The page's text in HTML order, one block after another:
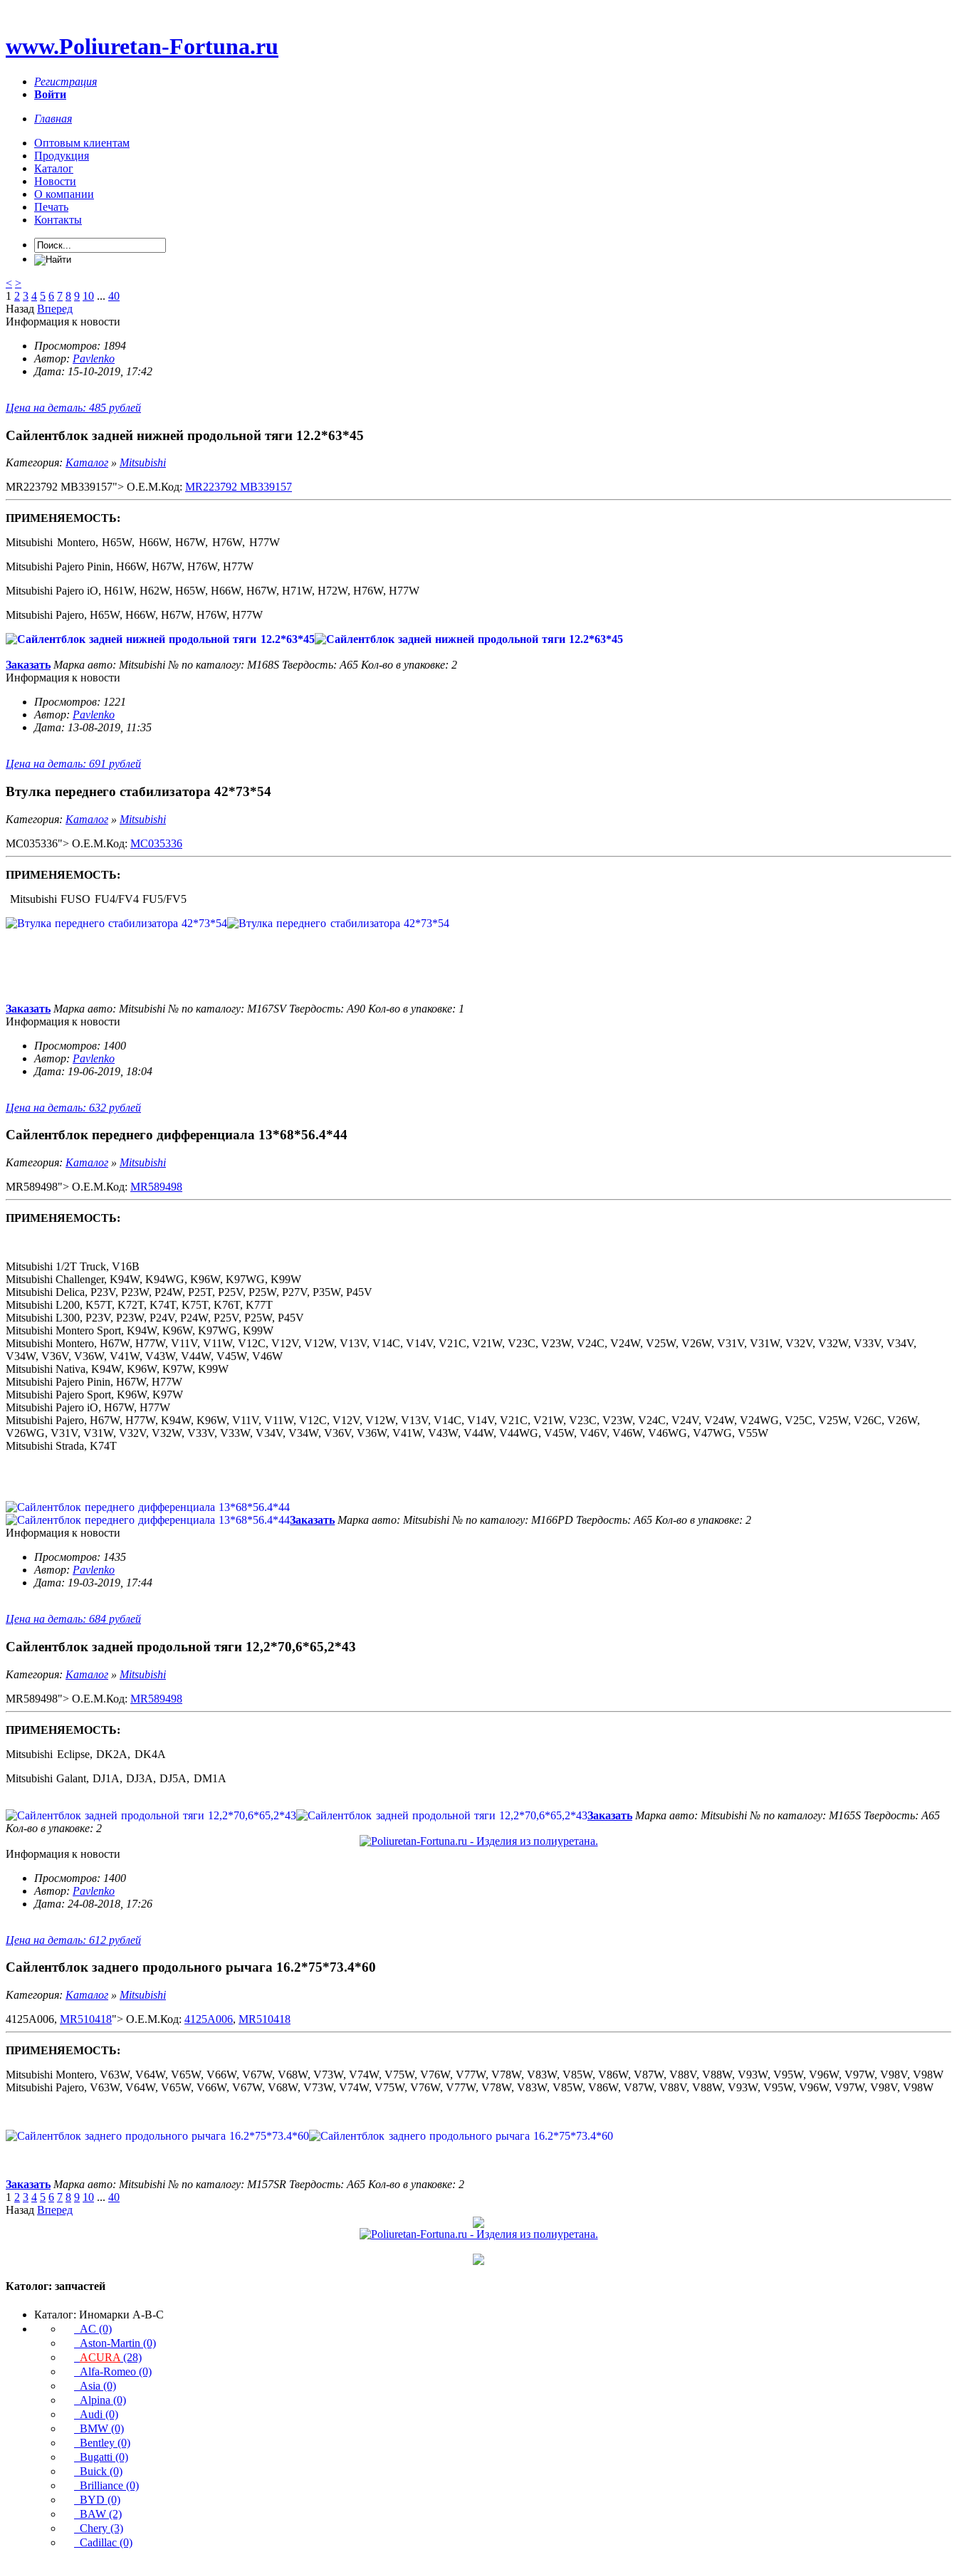
www.Poliuretan-Fortuna.ru
Регистрация
Войти
Главная
Оптовым клиентам
Продукция
Каталог
Новости
О компании
Печать
Контакты
< >
1 2 3 4 5 6 7 8 9 10 ... 40
Назад Вперед
Информация к новости
Просмотров: 1894
Автор: Pavlenko
Дата: 15-10-2019, 17:42
Цена на деталь: 485 рублей
Сайлентблок задней нижней продольной тяги 12.2*63*45
Категория: Каталог » Mitsubishi
MR223792 MB339157"> O.E.M.Код: MR223792 MB339157
ПРИМЕНЯЕМОСТЬ:
Mitsubishi Montero, H65W, H66W, H67W, H76W, H77W
Mitsubishi Pajero Pinin, H66W, H67W, H76W, H77W
Mitsubishi Pajero iO, H61W, H62W, H65W, H66W, H67W, H71W, H72W, H76W, H77W
Mitsubishi Pajero, H65W, H66W, H67W, H76W, H77W
Заказать Марка авто: Mitsubishi № по каталогу: M168S Твердость: A65 Кол-во в упаковке: 2
Информация к новости
Просмотров: 1221
Автор: Pavlenko
Дата: 13-08-2019, 11:35
Цена на деталь: 691 рублей
Втулка переднего стабилизатора 42*73*54
Категория: Каталог » Mitsubishi
MC035336"> O.E.M.Код: MC035336
ПРИМЕНЯЕМОСТЬ:
Mitsubishi FUSO FU4/FV4 FU5/FV5
Заказать Марка авто: Mitsubishi № по каталогу: M167SV Твердость: A90 Кол-во в упаковке: 1
Информация к новости
Просмотров: 1400
Автор: Pavlenko
Дата: 19-06-2019, 18:04
Цена на деталь: 632 рублей
Сайлентблок переднего дифференциала 13*68*56.4*44
Категория: Каталог » Mitsubishi
MR589498"> O.E.M.Код: MR589498
ПРИМЕНЯЕМОСТЬ:
Mitsubishi 1/2T Truck, V16B
Mitsubishi Challenger, K94W, K94WG, K96W, K97WG, K99W
Mitsubishi Delica, P23V, P23W, P24W, P25T, P25V, P25W, P27V, P35W, P45V
Mitsubishi L200, K57T, K72T, K74T, K75T, K76T, K77T
Mitsubishi L300, P23V, P23W, P24V, P24W, P25V, P25W, P45V
Mitsubishi Montero Sport, K94W, K96W, K97WG, K99W
Mitsubishi Montero, H67W, H77W, V11V, V11W, V12C, V12V, V12W, V13V, V14C, V14V, V21C, V21W, V23C, V23W, V24C, V24W, V25W, V26W, V31V, V31W, V32V, V32W, V33V, V34V,
V34W, V36V, V36W, V41W, V43W, V44W, V45W, V46W
Mitsubishi Nativa, K94W, K96W, K97W, K99W
Mitsubishi Pajero Pinin, H67W, H77W
Mitsubishi Pajero Sport, K96W, K97W
Mitsubishi Pajero iO, H67W, H77W
Mitsubishi Pajero, H67W, H77W, K94W, K96W, V11V, V11W, V12C, V12V, V12W, V13V, V14C, V14V, V21C, V21W, V23C, V23W, V24C, V24V, V24W, V24WG, V25C, V25W, V26C, V26W,
V26WG, V31V, V31W, V32V, V32W, V33V, V33W, V34V, V34W, V36V, V36W, V41W, V43W, V44W, V44WG, V45W, V46V, V46W, V46WG, V47WG, V55W
Mitsubishi Strada, K74T
Заказать Марка авто: Mitsubishi № по каталогу: M166PD Твердость: A65 Кол-во в упаковке: 2
Информация к новости
Просмотров: 1435
Автор: Pavlenko
Дата: 19-03-2019, 17:44
Цена на деталь: 684 рублей
Сайлентблок задней продольной тяги 12,2*70,6*65,2*43
Категория: Каталог » Mitsubishi
MR589498"> O.E.M.Код: MR589498
ПРИМЕНЯЕМОСТЬ:
Mitsubishi Eclipse, DK2A, DK4A
Mitsubishi Galant, DJ1A, DJ3A, DJ5A, DM1A
Заказать Марка авто: Mitsubishi № по каталогу: M165S Твердость: A65
Кол-во в упаковке: 2
Информация к новости
Просмотров: 1400
Автор: Pavlenko
Дата: 24-08-2018, 17:26
Цена на деталь: 612 рублей
Сайлентблок заднего продольного рычага 16.2*75*73.4*60
Категория: Каталог » Mitsubishi
4125A006, MR510418"> O.E.M.Код: 4125A006, MR510418
ПРИМЕНЯЕМОСТЬ:
Mitsubishi Montero, V63W, V64W, V65W, V66W, V67W, V68W, V73W, V74W, V75W, V76W, V77W, V78W, V83W, V85W, V86W, V87W, V88V, V88W, V93W, V95W, V96W, V97W, V98V, V98W
Mitsubishi Pajero, V63W, V64W, V65W, V66W, V67W, V68W, V73W, V74W, V75W, V76W, V77W, V78W, V83W, V85W, V86W, V87W, V88V, V88W, V93W, V95W, V96W, V97W, V98V, V98W
Заказать Марка авто: Mitsubishi № по каталогу: M157SR Твердость: A65 Кол-во в упаковке: 2
1 2 3 4 5 6 7 8 9 10 ... 40
Назад Вперед
Католог: запчастей
Каталог: Иномарки A-B-C
AC (0)
Aston-Martin (0)
ACURA (28)
Alfa-Romeo (0)
Asia (0)
Alpina (0)
Audi (0)
BMW (0)
Bentley (0)
Bugatti (0)
Buick (0)
Brilliance (0)
BYD (0)
BAW (2)
Chery (3)
Cadillac (0)